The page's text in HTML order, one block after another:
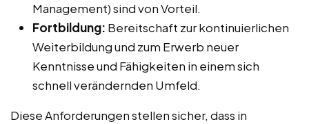
Management) sind von Vorteil.
Fortbildung: Bereitschaft zur kontinuierlichen
Weiterbildung und zum Erwerb neuer
Kenntnisse und Fähigkeiten in einem sich
schnell verändernden Umfeld.
Diese Anforderungen stellen sicher, dass in